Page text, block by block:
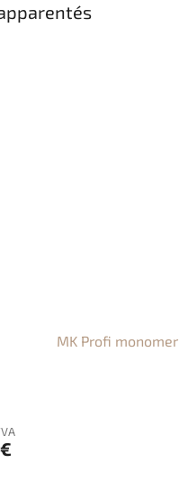
MK Profi monomer